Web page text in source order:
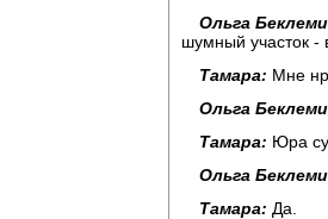
Ольга
шумный участок -
Тамара: Мне
Ольга
Тамара: Юра
Ольга
Тамара: Да.